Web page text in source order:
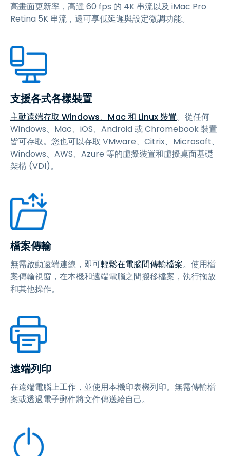
高畫面更新率，高達 60 fps 的 4K 串流以及 iMac Pro
Retina 5K 串流，還可享低延遲與設定微調功能。
支援各式各樣裝置
主動遠端存取 Windows、Mac 和 Linux 裝置。從任何
Windows、Mac、iOS、Android 或 Chromebook 裝置
皆可存取。您也可以存取 VMware、Citrix、Microsoft、
Windows、AWS、Azure 等的虛擬裝置和虛擬桌面基礎
架構 (VDI)。
檔案傳輸
無需啟動遠端連線，即可輕鬆在電腦間傳輸檔案。使用檔
案傳輸視窗，在本機和遠端電腦之間搬移檔案，執行拖放
和其他操作。
遠端列印
在遠端電腦上工作，並使用本機印表機列印。無需傳輸檔
案或透過電子郵件將文件傳送給自己。